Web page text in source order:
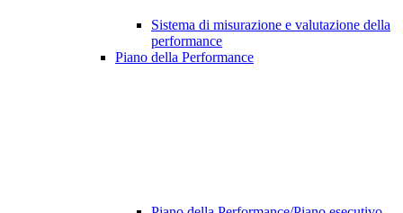
Sistema di misurazione e valutazione della
performance
Piano della Performance